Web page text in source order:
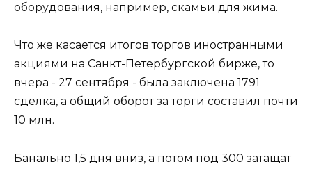
оборудования, например, скамьи для жима.
Что же касается итогов торгов иностранными
акциями на Санкт-Петербургской бирже, то
вчера - 27 сентября - была заключена 1791
сделка, а общий оборот за торги составил почти
10 млн.
Банально 1,5 дня вниз, а потом под 300 затащат